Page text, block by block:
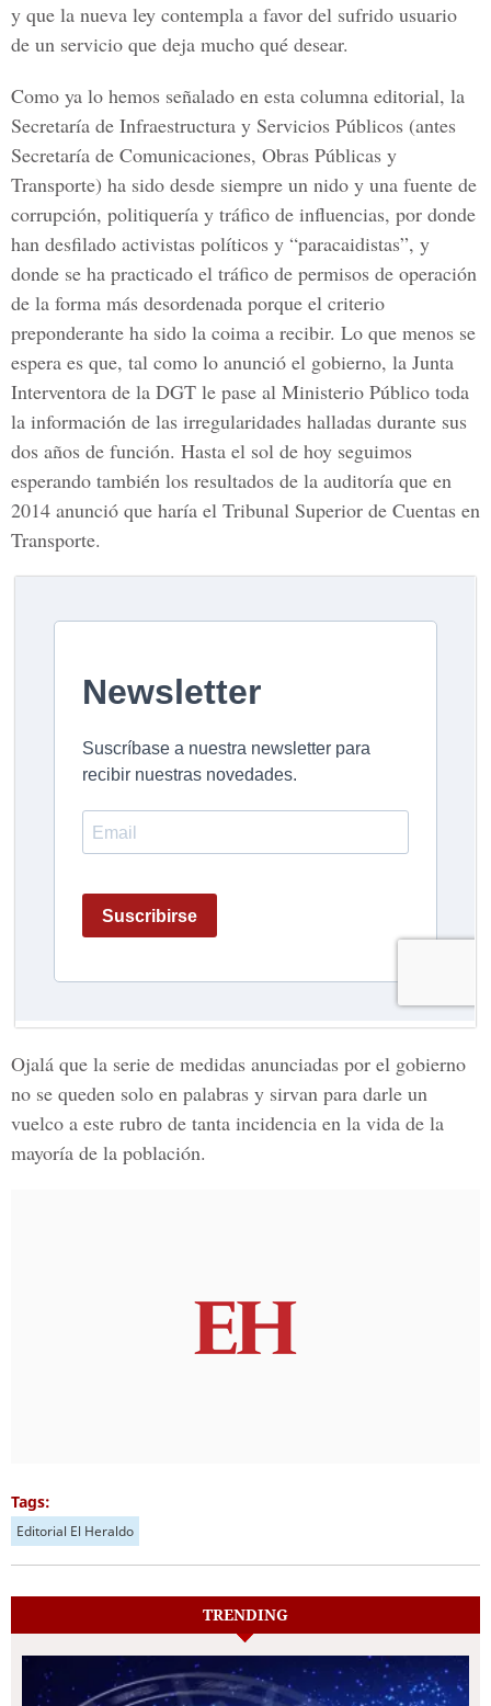
y que la nueva ley contempla a favor del sufrido usuario
de un servicio que deja mucho qué desear.
Como ya lo hemos señalado en esta columna editorial, la
Secretaría de Infraestructura y Servicios Públicos (antes
Secretaría de Comunicaciones, Obras Públicas y
Transporte) ha sido desde siempre un nido y una fuente de
corrupción, politiquería y tráfico de influencias, por donde
han desfilado activistas políticos y “paracaidistas”, y
donde se ha practicado el tráfico de permisos de operación
de la forma más desordenada porque el criterio
preponderante ha sido la coima a recibir. Lo que menos se
espera es que, tal como lo anunció el gobierno, la Junta
Interventora de la DGT le pase al Ministerio Público toda
la información de las irregularidades halladas durante sus
dos años de función. Hasta el sol de hoy seguimos
esperando también los resultados de la auditoría que en
2014 anunció que haría el Tribunal Superior de Cuentas en
Transporte.
Ojalá que la serie de medidas anunciadas por el gobierno
no se queden solo en palabras y sirvan para darle un
vuelco a este rubro de tanta incidencia en la vida de la
mayoría de la población.
Tags:
Editorial El Heraldo
TRENDING